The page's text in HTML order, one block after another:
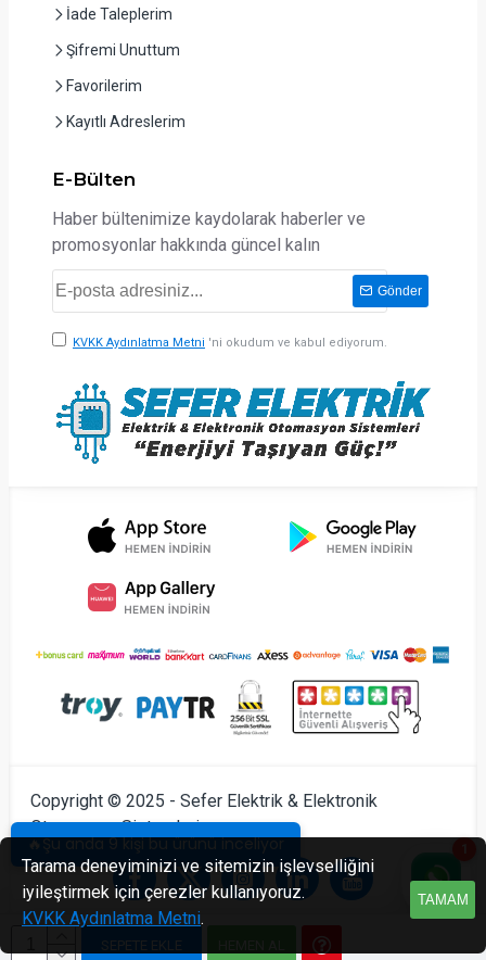
SEPETE EKLE
🔥Şu anda 9 kişi bu ürünü inceliyor
İade Taleplerim
Şifremi Unuttum
Favorilerim
Kayıtlı Adreslerim
E-Bülten
Haber bültenimize kaydolarak haberler ve
promosyonlar hakkında güncel kalın
Gönder
KVKK Aydınlatma Metni 'ni okudum ve kabul ediyorum.
Copyright © 2025 - Sefer Elektrik & Elektronik
Otomasyon Sistemleri
TAMAM
Tarama deneyiminizi ve sitemizin işlevselliğini
iyileştirmek için çerezler kullanıyoruz.
KVKK Aydınlatma Metni.